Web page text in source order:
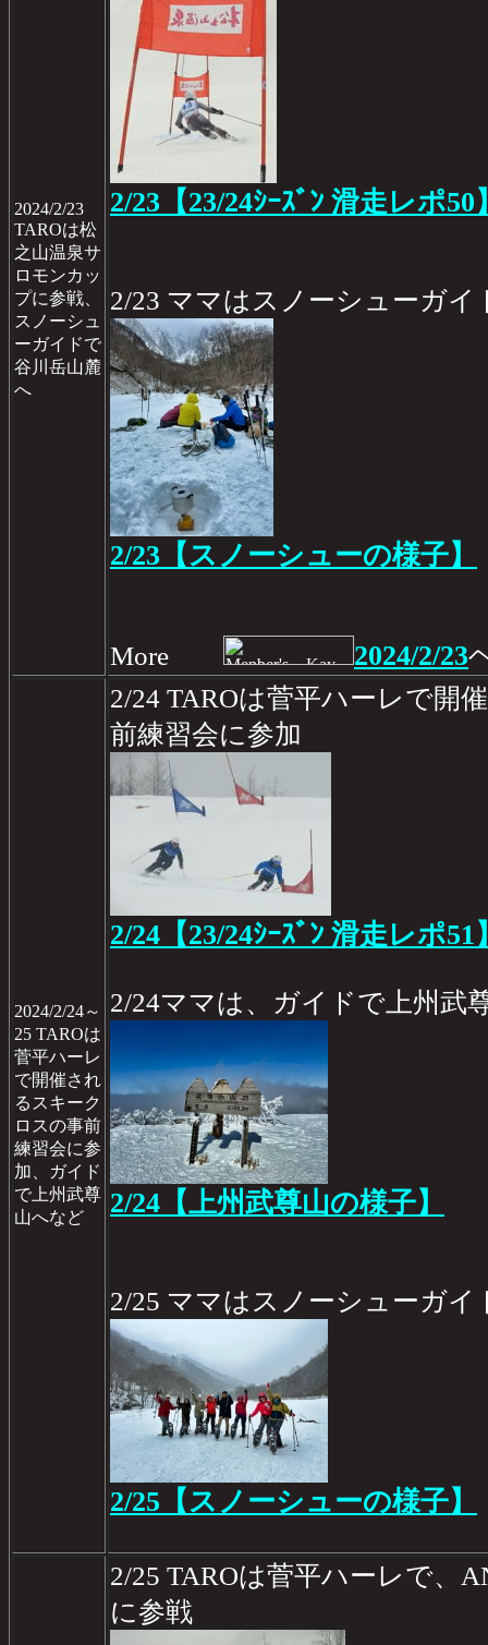
2024/2/23
TAROは松
之山温泉サ
ロモンカッ
プに参戦、
スノーシュ
ーガイドで
谷川岳山麓
へ
2/23【23/24ｼｰｽﾞﾝ 滑走レポ50
2/23 ママはスノーシューガイ
2/23【スノーシューの様子】
More 2024/2/23
2024/2/24～
25 TAROは
菅平ハーレ
で開催され
るスキーク
ロスの事前
練習会に参
加、ガイド
で上州武尊
山へなど
2/24 TAROは菅平ハーレで開
前練習会に参加
2/24【23/24ｼｰｽﾞﾝ 滑走レポ51
2/24ママは、ガイドで上州武
2/24【上州武尊山の様子】
2/25 ママはスノーシューガイ
2/25【スノーシューの様子】
2/25 TAROは菅平ハーレで、
に参戦